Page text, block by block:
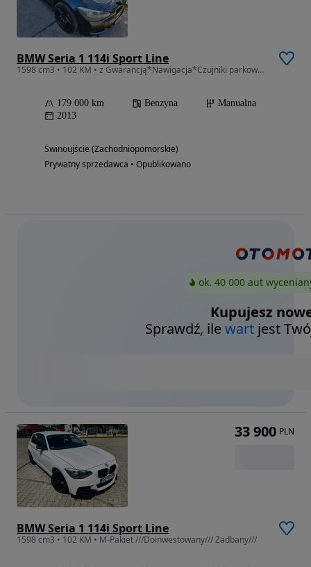
BMW Seria 1 114i Sport Line
1598 cm3 • 102 KM • z Gwarancją*Nawigacja*Czujniki parkowania*Polecam
179 000 km Benzyna
Manualna
2013
Świnoujście (Zachodniopomorskie)
Prywatny sprzedawca • Opublikowano
ok. 40 000 aut
Kupujesz
Sprawdź, ilewart jest
BMW Seria 1 114i Sport Line
1598 cm3 • 102 KM • M-Pakiet ///Doinwestowany/// Zadbany///
33 900 PLN